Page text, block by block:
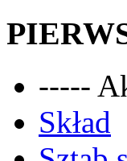
-----
Skład